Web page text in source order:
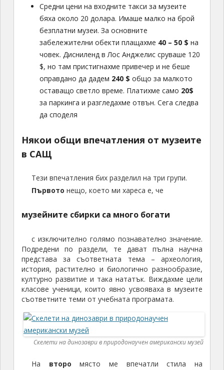
Средни цени на входните такси за музеите
бяха около 20 долара. Имаше малко на брой
безплатни музеи. За основните
забележителни обекти плащахме 40 – 50 $ на
човек. Дисниленд в Лос Анджелис сруваше 120
$, но там пристигнахме привечер и не беше
оправдано да дадем 240 $ общо за малкото
оставащо светло време. Платихме само 20$
за паркинга и разгледахме отвън. Сега следва
да споделя
Някои общи впечатления от музеите
в САЩ
Тези впечатления бих разделил на три групи.
Първото нещо, което ми хареса е, че
музейните сбирки са много богати
с изключително голямо познавателно значение.
Подредени по раздели, те дават пълна научна
представа за съответната тема – археология,
история, растително и биологично разнообразие,
културно развитие и така нататък. Виждахме цели
класове ученици, които явно усвояваха в музеите
съответните теми от учебната програмата.
Скелети на динозаври в природонаучен американски музей
На второ място ме впечатли стила на